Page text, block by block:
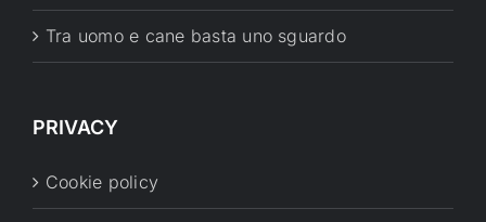
Tra uomo e cane basta uno sguardo
PRIVACY
Cookie policy